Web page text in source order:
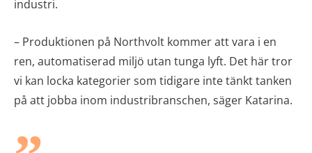
industri.
– Produktionen på Northvolt kommer att vara i en
ren, automatiserad miljö utan tunga lyft. Det här tror
vi kan locka kategorier som tidigare inte tänkt tanken
på att jobba inom industribranschen, säger Katarina.